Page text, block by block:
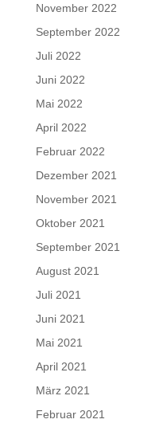
November 2022
September 2022
Juli 2022
Juni 2022
Mai 2022
April 2022
Februar 2022
Dezember 2021
November 2021
Oktober 2021
September 2021
August 2021
Juli 2021
Juni 2021
Mai 2021
April 2021
März 2021
Februar 2021